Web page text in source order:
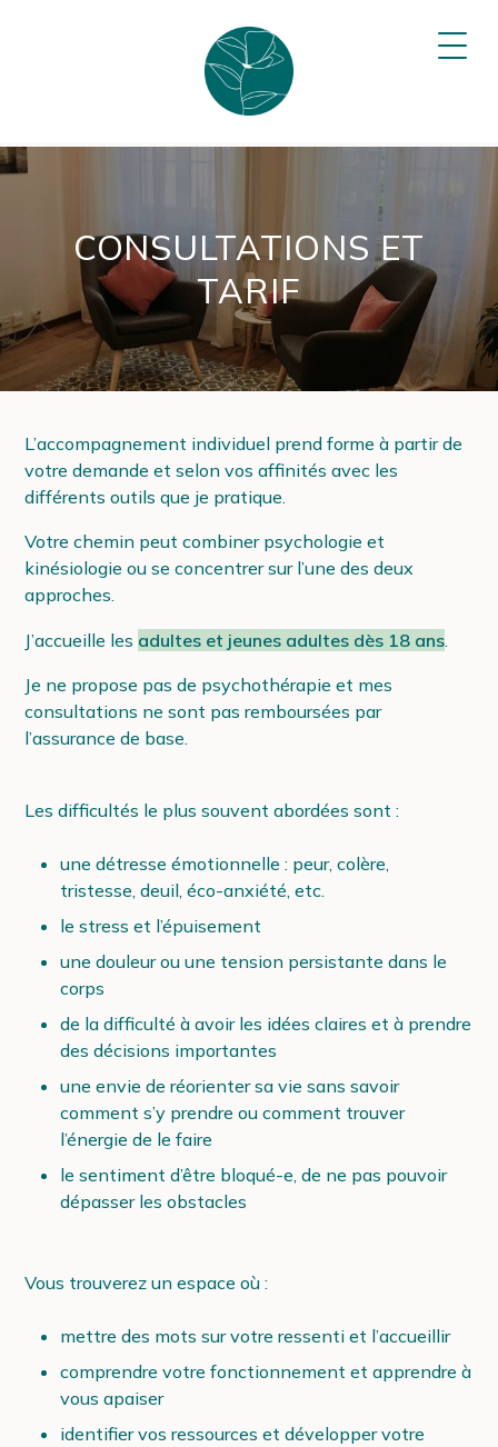
Sophie
Plumey
–
Psychologue
&
LE
CONSULTATIONS ET
TARIF
L’accompagnement individuel prend forme à partir de
votre demande et selon vos affinités avec les
différents outils que je pratique.
Votre chemin peut combiner psychologie et
kinésiologie ou se concentrer sur l’une des deux
approches.
J’accueille les adultes et jeunes adultes dès 18 ans
Je ne propose pas de psychothérapie et mes
consultations ne sont pas remboursées par
l’assurance de base.
Les difficultés le plus souvent abordées sont :
une détresse émotionnelle : peur, colère,
tristesse, deuil, éco-anxiété, etc.
le stress et l’épuisement
une douleur ou une tension persistante dans le
corps
de la difficulté à avoir les idées claires et à prendre
des décisions importantes
une envie de réorienter sa vie sans savoir
comment s’y prendre ou comment trouver
l’énergie de le faire
le sentiment d’être bloqué-e, de ne pas pouvoir
dépasser les obstacles
Vous trouverez un espace où :
mettre des mots sur votre ressenti et l’accueillir
comprendre votre fonctionnement et apprendre à
vous apaiser
identifier vos ressources et développer votre